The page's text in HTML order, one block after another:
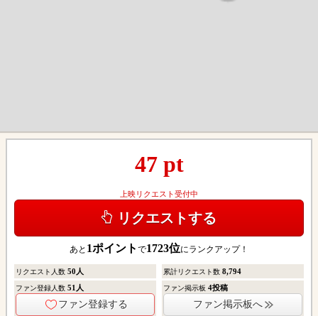
47pt
上映リクエスト受付中
リクエストする
あと 1ポイント で1723位にランクアップ！
リクエスト人数 50 人 累計リクエスト数8,794
ファン登録人数 51 人
ファン登録する
ファン掲示板4投稿
ファン掲示板へ